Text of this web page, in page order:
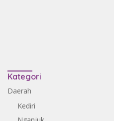
Kategori
Daerah
Kediri